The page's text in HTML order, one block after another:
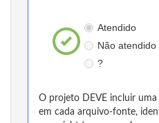
Atendido
Não atendido
?
O projeto DEVE incluir
em cada arquivo-fonte,